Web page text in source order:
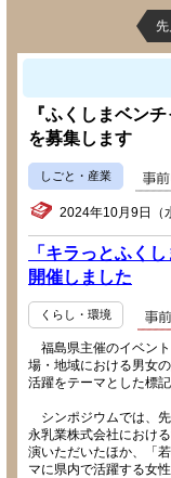
先
『ふくしまベン
を募集します
しごと・産業
2024年10月9日（
「キラっとふく
開催しました
くらし・環境
福島県主催のイベン
場・地域における男女
活躍をテーマとした標
シンポジウムでは、
永乳業株式会社におけ
演いただいたほか、「
マに県内で活躍する女